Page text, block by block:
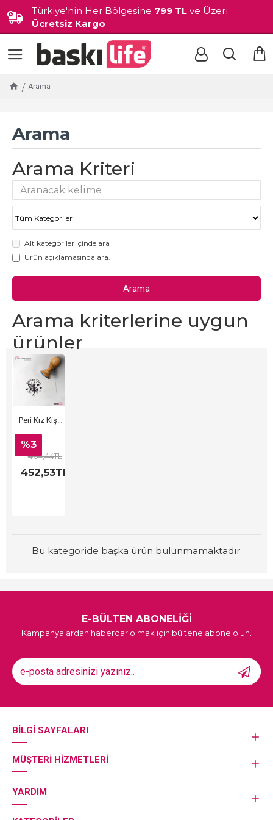
Türkiye'nin Her Bölgesine 799 TL ve Üzeri
Ücretsiz Kargo
Arama
Arama
Arama Kriteri
Alt kategoriler içinde ara
Ürün açıklamasında ara.
Arama
Arama kriterlerine uygun
ürünler
%3
464,44TL
452,53TL
Bu kategoride başka ürün bulunmamaktadır.
E-BÜLTEN ABONELİĞİ
Kampanyalardan haberdar olmak için bültene abone olun.
BILGI SAYFALARI
MÜŞTERI HIZMETLERI
YARDIM